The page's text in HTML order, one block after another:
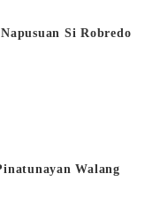
Si Robredo
Walang